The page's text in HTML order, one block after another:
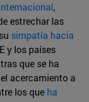
,
estrechar las
simpatía hacia
y los países
que se ha
acercamiento a
los que ha